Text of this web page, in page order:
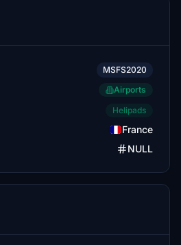
MSFS2020
Airports
Helipads
France
NULL